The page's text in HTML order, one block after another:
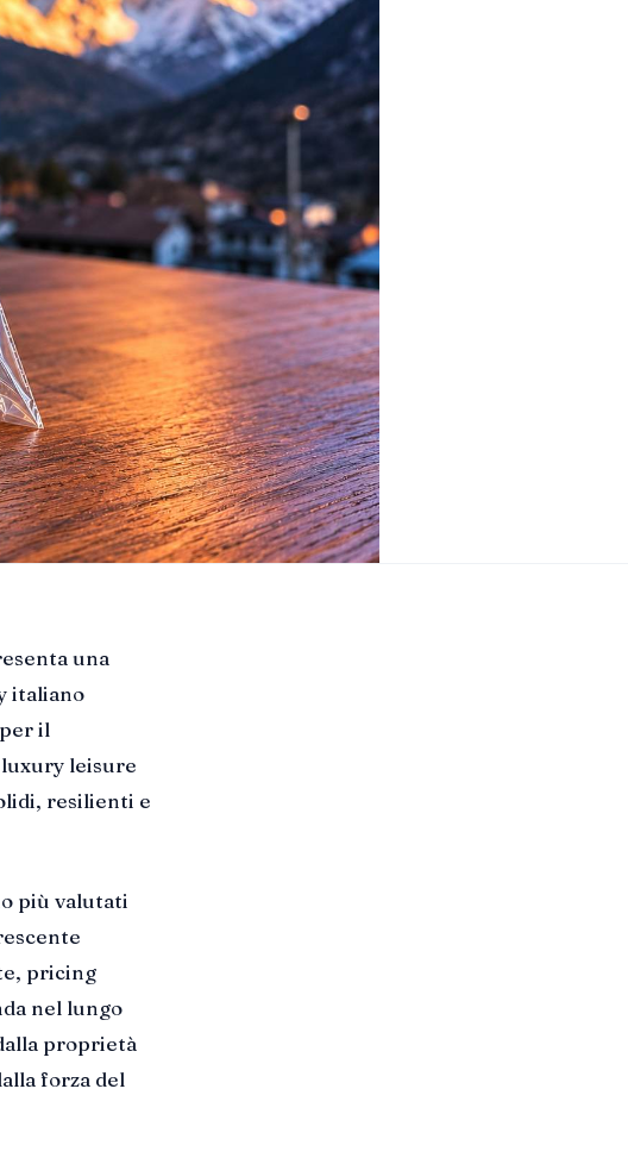
una
italiano
il
leisure
resilienti e
più valutati
pricing
nel lungo
proprietà
forza del